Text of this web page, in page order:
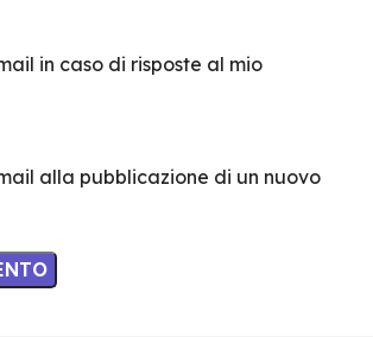
in caso di risposte al mio
alla pubblicazione di un nuovo